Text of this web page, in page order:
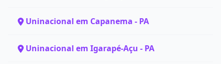
Uninacional em Capanema - PA
Uninacional em Igarapé-Açu - PA